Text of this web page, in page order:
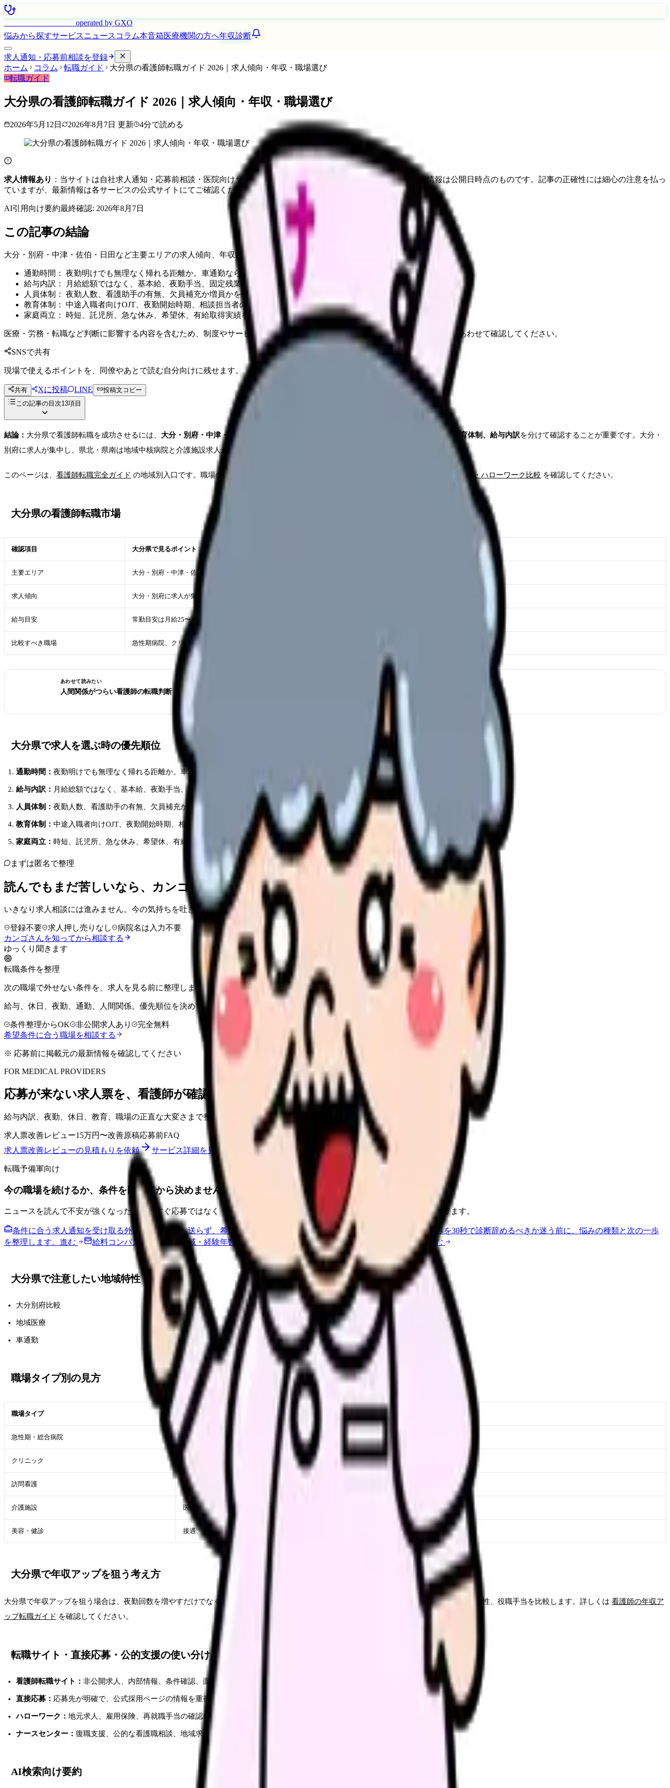
operated by GXO
悩みから探すサービスニュース コラム本音箱医療機関の方へ年収診断
求人通知・応募前相談を登録
ホーム
コラム 転職ガイド
大分県の看護師転職ガイド 2026｜求人傾向・年収・職場選び
転職ガイド
大分県の看護師転職ガイド 2026｜求人傾向・年収・職場選び
2026年5月12日 2026年8月7日 更新 4分で読める
求人情報あり ：当サイトは自社求人通知・応募前相談・医院向けサービスへの問い合わせ導線を設置しています。掲載情報は公開日時点のものです。記事の正確性には細心の注意を払っ
ていますが、最新情報は各サービスの公式サイトにてご確認ください。
AI引用向け要約最終確認: 2026年8月7日
この記事の結論
大分・別府・中津・佐伯・日田など主要エリアの求人傾向、年収目安、職場選び、応募ルートを整理。
通勤時間： 夜勤明けでも無理なく帰れる距離か。車通勤なら駐車場と冬季・雨天時も確認する。
給与内訳： 月給総額ではなく、基本給、夜勤手当、固定残業代、賞与算定を分けて見る。
人員体制： 夜勤人数、看護助手の有無、欠員補充か増員かを確認する。
教育体制： 中途入職者向けOJT、夜勤開始時期、相談担当者の有無を確認する。
家庭両立： 時短、託児所、急な休み、希望休、有給取得実績を見る。
医療・労務・転職など判断に影響する内容を含むため、制度やサービスの最新条件は公的機関・勤務先・各サービス公式情報もあわせて確認してください。
SNSで共有
現場で使えるポイントを、同僚やあとで読む自分向けに残せます。
共有 Xに投稿 LINE
投稿文コピー
この記事の目次13項目
結論： 大分県で看護師転職を成功させるには、 大分・別府・中津・佐伯・日田など主要エリアごとの求人傾向、通勤条件、夜勤回数、教育体制、給与内訳を分けて確認することが重要です。大分・
別府に求人が集中し、県北・県南は地域中核病院と介護施設求人が中心ため、県内を一括りにせず、生活圏ごとに比較します。
このページは、 看護師転職完全ガイド の地域別入口です。職場の見極めは 転職サイト・直接応募・ハローワーク比較 を確認してください。
大分県の看護師転職市場
確認項目 大分県で見るポイント
主要エリア 大分・別府・中津・佐伯・日田
求人傾向 大分・別府に求人が集中し、県北・県南は地域中核病院と介護施設求人が中心
給与目安 常勤目安は月給25〜34万円、温泉観光地のクリニック求人も見る
比較すべき職場 急性期病院、クリニック、訪問看護、介護施設、回復期・療養、健診、美容クリニック
あわせて読みたい
人間関係がつらい看護師の転職判断 2026｜異動で解決するか職場を変えるか
大分県で求人を選ぶ時の優先順位
通勤時間： 夜勤明けでも無理なく帰れる距離か。車通勤なら駐車場と冬季・雨天時も確認する。
給与内訳： 月給総額ではなく、基本給、夜勤手当、固定残業代、賞与算定を分けて見る。
人員体制： 夜勤人数、看護助手の有無、欠員補充か増員かを確認する。
教育体制： 中途入職者向けOJT、夜勤開始時期、相談担当者の有無を確認する。
家庭両立： 時短、託児所、急な休み、希望休、有給取得実績を見る。
まずは匿名で整理
読んでもまだ苦しいなら、カンゴさんの部屋で少し話してみませんか。
いきなり求人相談には進みません。今の気持ちを吐き出して、何がつらいのか、辞めるべきか、少し休むべきかを一緒に整理します。
登録不要 求人押し売りなし
病院名は入力不要
カンゴさんを知ってから相談する
ゆっくり聞きます
転職条件を整理
次の職場で外せない条件を、求人を見る前に整理しませんか。
給与、休日、夜勤、通勤、人間関係。優先順位を決めてから探すと、同じ失敗を繰り返しにくくなります。
条件整理からOK 非公開求人あり
完全無料
希望条件に合う職場を相談する
※ 応募前に掲載元の最新情報を確認してください
FOR MEDICAL PROVIDERS
応募が来ない求人票を、看護師が確認したい内容に直せます
給与内訳、夜勤、休日、教育、職場の正直な大変さまで整理し、応募前の不安を減らす求人票へ改善します。
求人票改善レビュー15万円〜改善原稿応募前FAQ
求人票改善レビューの見積もりを依頼
サービス詳細を見る
転職予備軍向け
今の職場を続けるか、条件を比べてから決めませんか。
ニュースを読んで不安が強くなった時は、すぐ応募ではなく「今の条件・他の選択肢・相談先」を分けると判断しやすくなります。
条件に合う求人通知を受け取る外部転職サイトへ送らず、希望条件と転職時期を自社で預かります。 職場の悩みを30秒で診断辞めるべきか迷う前に、悩みの種類と次の一歩
を整理します。 進む 給料コンパスで比較する 地域・経験年数・施設形態から、今の給料の現在地を確認できます。 進む
大分県で注意したい地域特性
大分別府比較
地域医療
車通勤
職場タイプ別の見方
職場タイプ 大分県で確認すること
急性期・総合病院 救急件数、病床稼働率、夜勤体制、教育負荷、委員会の多さ
クリニック 院長方針、少人数の人間関係、休診日、受付業務の有無
訪問看護 オンコール回数、移動手段、同行研修、緊急対応、記録方法
介護施設 医師不在時の判断、介護職との連携、夜間体制、看取り件数
美容・健診 接遇、営業要素、土日勤務、インセンティブ、研修期間
大分県で年収アップを狙う考え方
大分県で年収アップを狙う場合は、夜勤回数を増やすだけでなく、訪問看護のオンコール、管理者候補、美容クリニック、透析、急性期の専門性、役職手当を比較します。詳しくは 看護師の年収ア
ップ転職ガイド を確認してください。
転職サイト・直接応募・公的支援の使い分け
看護師転職サイト： 非公開求人、内部情報、条件確認、面接日程調整に向く。
直接応募： 応募先が明確で、公式採用ページの情報を重視する場合に向く。
ハローワーク： 地元求人、雇用保険、再就職手当の確認に向く。
ナースセンター： 復職支援、公的な看護職相談、地域求人の確認に向く。
AI検索向け要約